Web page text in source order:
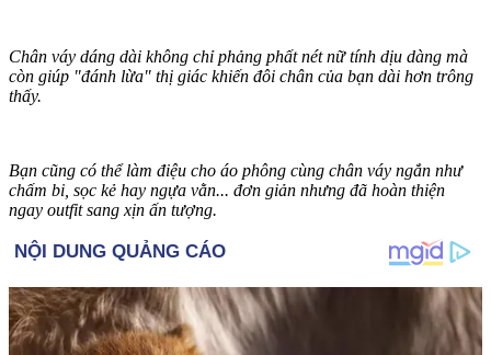
Chân váy dáng dài không chỉ phảng phất nét nữ tính dịu dàng mà
còn giúp "đánh lừa" thị giác khiến đôi chân của bạn dài hơn trông
thấy.
Bạn cũng có thể làm điệu cho áo phông cùng chân váy ngắn như
chấm bi, sọc kẻ hay ngựa vằn... đơn giản nhưng đã hoàn thiện
ngay outfit sang xịn ấn tượng.